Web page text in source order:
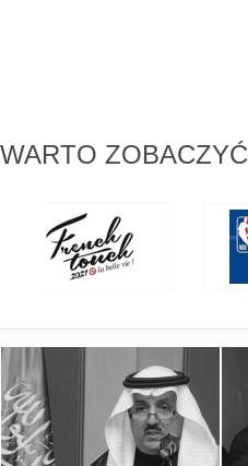
WARTO ZOBACZYĆ